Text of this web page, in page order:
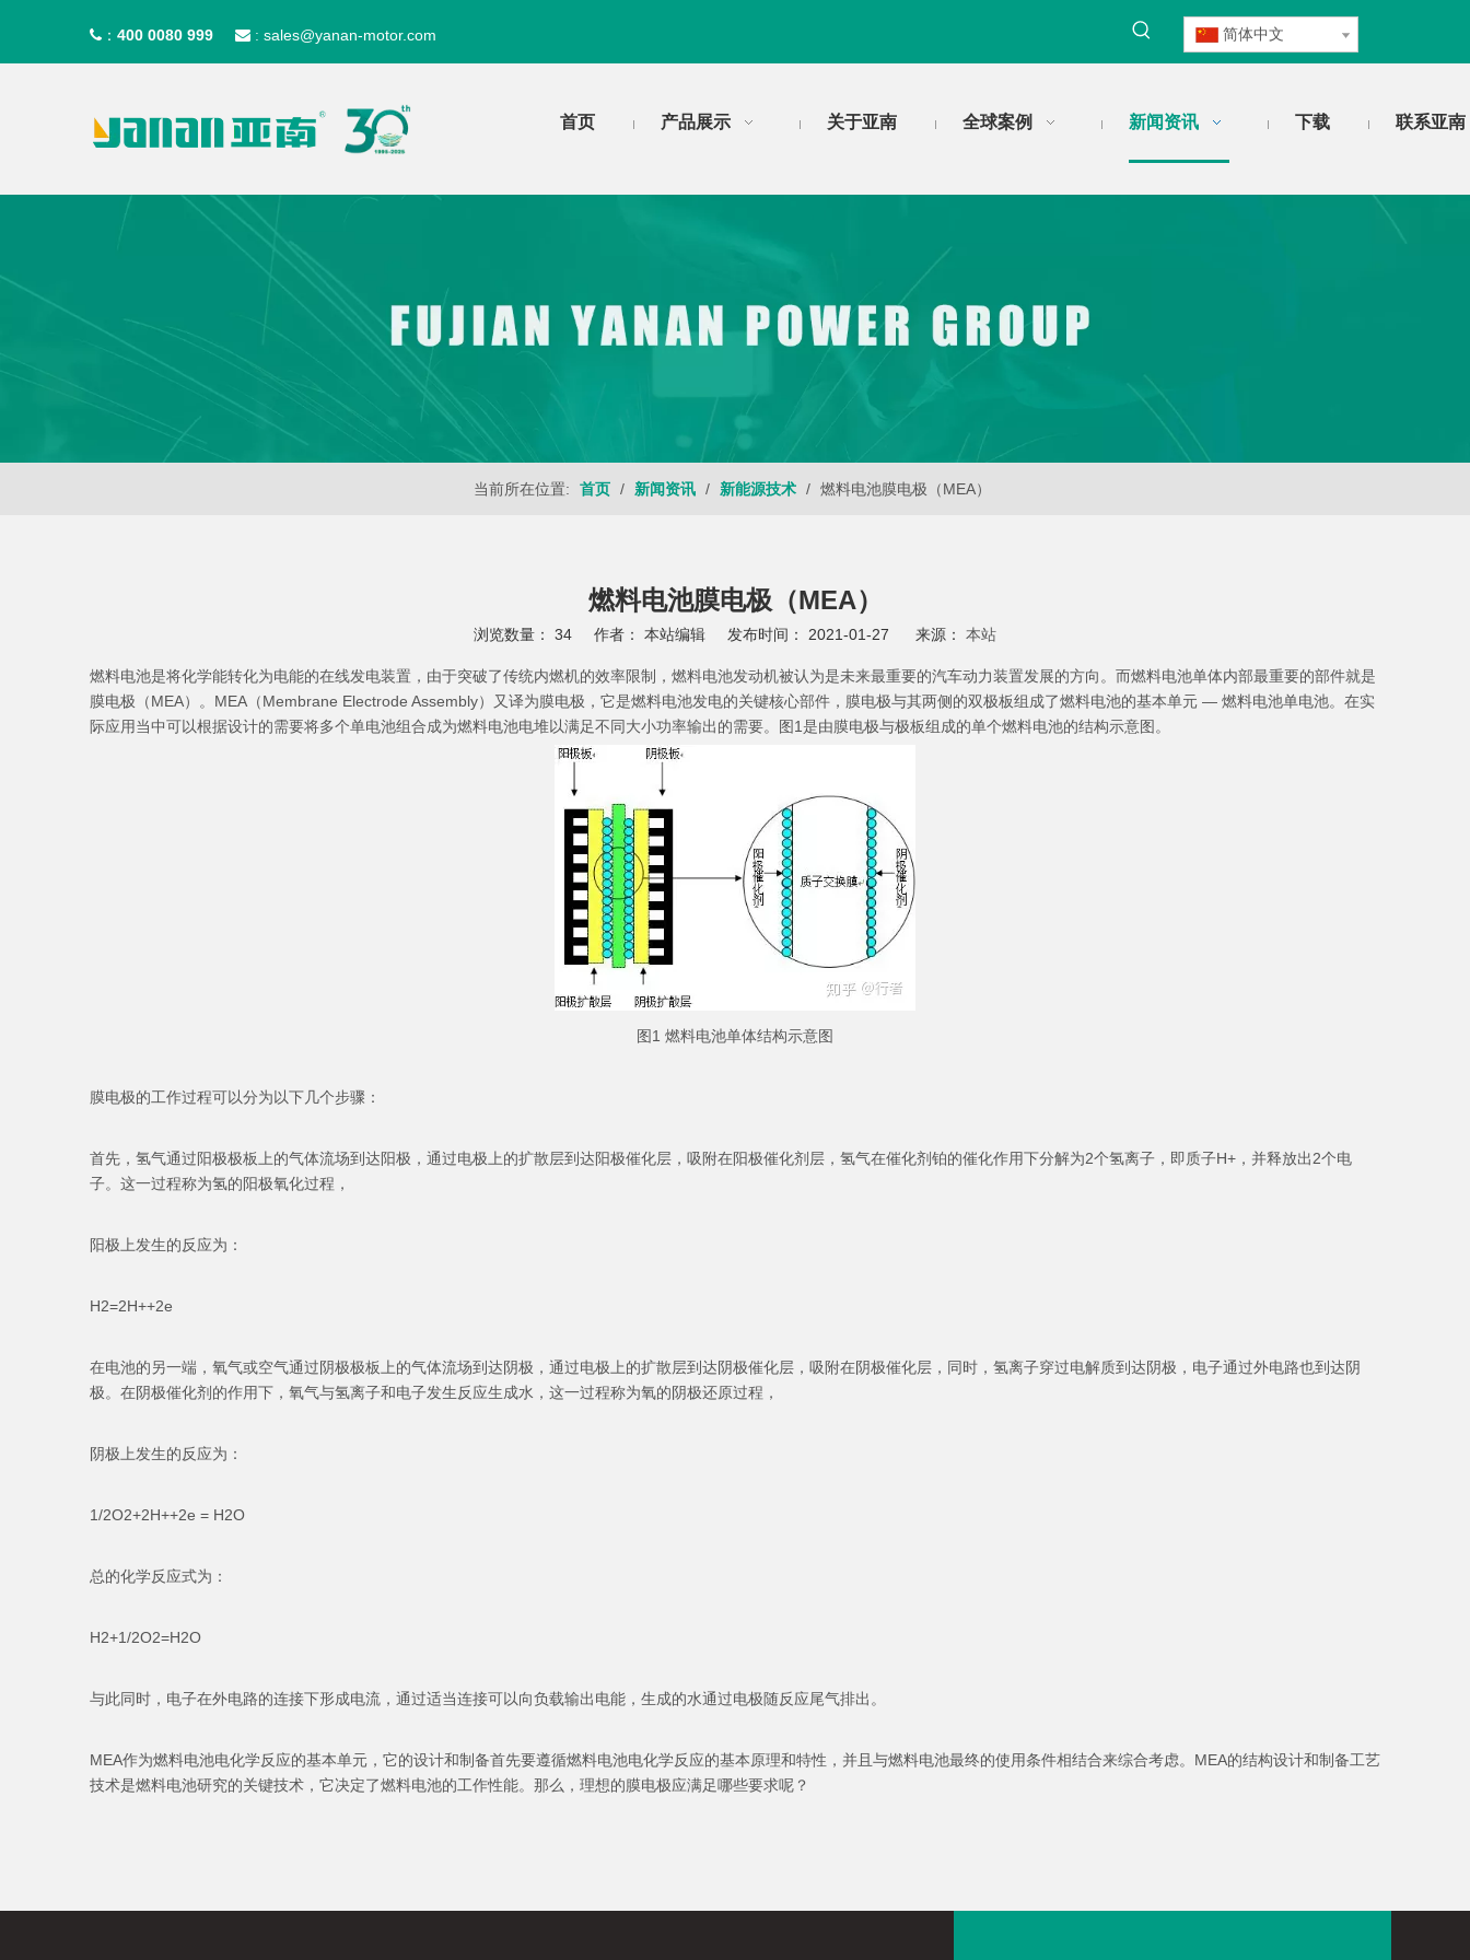
： 400 0080 999  : sales@yanan-motor.com 简体中文
首页 产品展示 关于亚南 全球案例 新闻资讯 下载 联系亚南
当前所在位置: 首页 / 新闻资讯 / 新能源技术 / 燃料电池膜电极（MEA）
燃料电池膜电极（MEA）
浏览数量： 34 作者： 本站编辑 发布时间： 2021-01-27 来源： 本站
["wechat","weibo","qzone","douban","email"]
燃料电池是将化学能转化为电能的在线发电装置，由于突破了传统内燃机的效率限制，燃料电池发动机被认为是未来最重要的汽车动力装置发展的方向。而燃料电池单体内部最重要的部件就是
膜电极（MEA）。MEA（Membrane Electrode Assembly）又译为膜电极，它是燃料电池发电的关键核心部件，膜电极与其两侧的双极板组成了燃料电池的基本单元 — 燃料电池单电池。在实
际应用当中可以根据设计的需要将多个单电池组合成为燃料电池电堆以满足不同大小功率输出的需要。图1是由膜电极与极板组成的单个燃料电池的结构示意图。
图1 燃料电池单体结构示意图
膜电极的工作过程可以分为以下几个步骤：
首先，氢气通过阳极极板上的气体流场到达阳极，通过电极上的扩散层到达阳极催化层，吸附在阳极催化剂层，氢气在催化剂铂的催化作用下分解为2个氢离子，即质子H+，并释放出2个电
子。这一过程称为氢的阳极氧化过程，
阳极上发生的反应为：
H2=2H++2e
在电池的另一端，氧气或空气通过阴极极板上的气体流场到达阴极，通过电极上的扩散层到达阴极催化层，吸附在阴极催化层，同时，氢离子穿过电解质到达阴极，电子通过外电路也到达阴
极。在阴极催化剂的作用下，氧气与氢离子和电子发生反应生成水，这一过程称为氧的阴极还原过程，
阴极上发生的反应为：
1/2O2+2H++2e = H2O
总的化学反应式为：
H2+1/2O2=H2O
与此同时，电子在外电路的连接下形成电流，通过适当连接可以向负载输出电能，生成的水通过电极随反应尾气排出。
MEA作为燃料电池电化学反应的基本单元，它的设计和制备首先要遵循燃料电池电化学反应的基本原理和特性，并且与燃料电池最终的使用条件相结合来综合考虑。MEA的结构设计和制备工艺
技术是燃料电池研究的关键技术，它决定了燃料电池的工作性能。那么，理想的膜电极应满足哪些要求呢？